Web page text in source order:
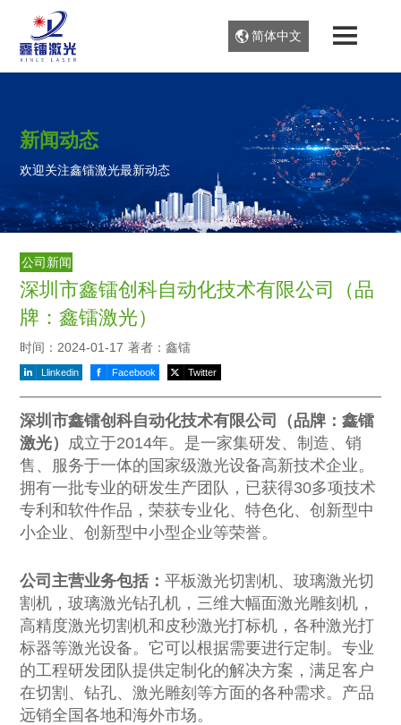
简体中文
新闻动态
欢迎关注鑫镭激光最新动态
公司新闻
深圳市鑫镭创科自动化技术有限公司（品
牌：鑫镭激光）
时间：2024-01-17 著者：鑫镭
Llinkedin Facebook Twitter
深圳市鑫镭创科自动化技术有限公司（品牌：鑫镭
激光） 成立于2014年。是一家集研发、制造、销
售、服务于一体的国家级激光设备高新技术企业。
拥有一批专业的研发生产团队，已获得30多项技术
专利和软件作品，荣获专业化、特色化、创新型中
小企业、创新型中小型企业等荣誉。
公司主营业务包括：平板激光切割机、玻璃激光切
割机，玻璃激光钻孔机，三维大幅面激光雕刻机，
高精度激光切割机和皮秒激光打标机，各种激光打
标器等激光设备。它可以根据需要进行定制。专业
的工程研发团队提供定制化的解决方案，满足客户
在切割、钻孔、激光雕刻等方面的各种需求。产品
远销全国各地和海外市场。